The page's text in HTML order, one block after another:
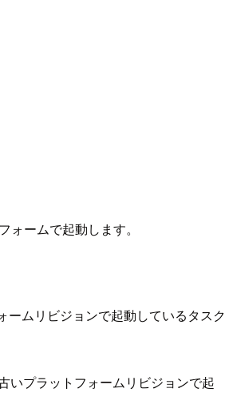
ームで起動します。
ムリビジョンで起動しているタスク
いプラットフォームリビジョンで起